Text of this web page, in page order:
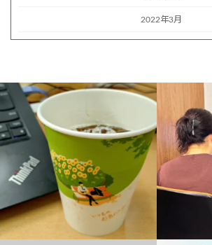
2022年3月
アイスコーヒーなう
パソコン・スマ
ホ・ワードプレス教室本日日曜日は定休
日です
#ワードプレス
12
word・Excel